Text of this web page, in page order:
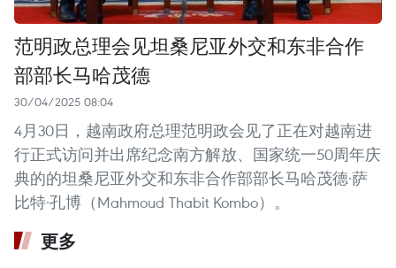
范明政总理会见坦桑尼亚外交和东非合作
部部长马哈茂德
30/04/2025 08:04
4月30日，越南政府总理范明政会见了正在对越南进
行正式访问并出席纪念南方解放、国家统一50周年庆
典的的坦桑尼亚外交和东非合作部部长马哈茂德·萨
比特·孔博（Mahmoud Thabit Kombo）。 ​
更多